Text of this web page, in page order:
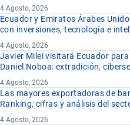
4 Agosto, 2026
Ecuador y Emiratos Árabes
con inversiones, tecnología e
4 Agosto, 2026
Javier Milei visitará Ecuador
Daniel Noboa: extradición,
4 Agosto, 2026
Las mayores exportadoras de
Ranking, cifras y análisis del
4 Agosto, 2026